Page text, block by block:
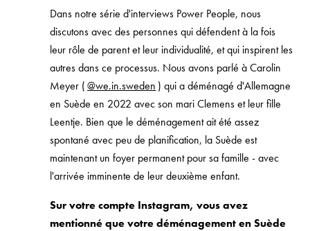
Dans notre série d'interviews Power People, nous
discutons avec des personnes qui défendent à la fois
leur rôle de parent et leur individualité, et qui inspirent les
autres dans ce processus. Nous avons parlé à Carolin
Meyer (@we.in.sweden ) qui a déménagé d'Allemagne
en Suède en 2022 avec son mari Clemens et leur fille
Leentje. Bien que le déménagement ait été assez
spontané avec peu de planification, la Suède est
maintenant un foyer permanent pour sa famille - avec
l'arrivée imminente de leur deuxième enfant.
Sur votre compte Instagram, vous avez
mentionné que votre déménagement en Suède